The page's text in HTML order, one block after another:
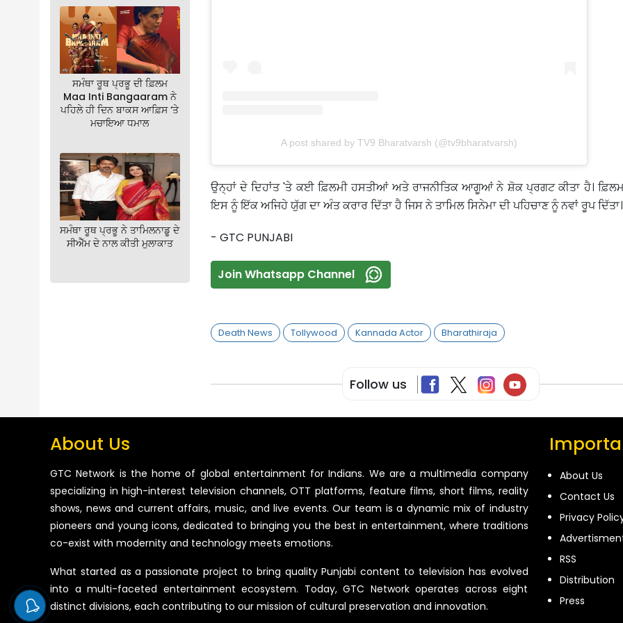
ਸਮੰਥਾ ਰੂਥ ਪ੍ਰਭੂ ਦੀ ਫ਼ਿਲਮ
Maa Inti Bangaaram ਨੇ
ਪਹਿਲੇ ਹੀ ਦਿਨ ਬਾਕਸ ਆਫ਼ਿਸ ‘ਤੇ
ਮਚਾਇਆ ਧਮਾਲ
ਸਮੰਥਾ ਰੂਥ ਪ੍ਰਭੂ ਨੇ ਤਾਮਿਲਨਾਡੂ ਦੇ
ਸੀਐੱਮ ਦੇ ਨਾਲ ਕੀਤੀ ਮੁਲਾਕਾਤ
A post shared by TV9 Bharatvarsh (@tv9bharatvarsh)
ਉਨ੍ਹਾਂ ਦੇ ਦਿਹਾਂਤ 'ਤੇ ਕਈ ਫ਼ਿਲਮੀ ਹਸਤੀਆਂ ਅਤੇ ਰਾਜਨੀਤਿਕ ਆਗੂਆਂ ਨੇ ਸ਼ੋਕ ਪ੍ਰਗਟ ਕੀਤਾ ਹੈ।
ਇਸ ਨੂੰ ਇੱਕ ਅਜਿਹੇ ਯੁੱਗ ਦਾ ਅੰਤ ਕਰਾਰ ਦਿੱਤਾ ਹੈ ਜਿਸ ਨੇ ਤਾਮਿਲ ਸਿਨੇਮਾ ਦੀ ਪਹਿਚਾਣ ਨੂੰ ਨਵਾਂ ਰੂਪ ਦਿੱਤਾ।
- GTC PUNJABI
Join Whatsapp Channel
Death News Tollywood Kannada Actor Bharathiraja
Follow us
About Us
GTC Network is the home of global entertainment for Indians. We are a multimedia company
specializing in high-interest television channels, OTT platforms, feature films, short films, reality
shows, news and current affairs, music, and live events. Our team is a dynamic mix of industry
pioneers and young icons, dedicated to bringing you the best in entertainment, where traditions
co-exist with modernity and technology meets emotions.
What started as a passionate project to bring quality Punjabi content to television has evolved
into a multi-faceted entertainment ecosystem. Today, GTC Network operates across eight
distinct divisions, each contributing to our mission of cultural preservation and innovation.
About Us
Contact Us
Privacy
RSS
Distribution
Press